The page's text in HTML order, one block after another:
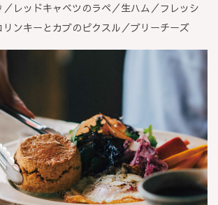
レッドキャベツのラペ／生ハム／フレッシ
リンキーとカブのピクスル／ブリーチーズ